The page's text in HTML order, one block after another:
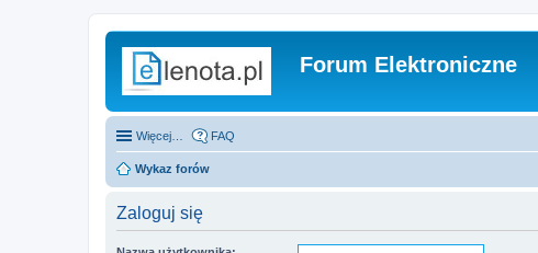
Forum Elektroniczne
Więcej… FAQ
Wykaz forów
Zaloguj się